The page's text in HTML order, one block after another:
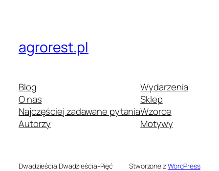
agrorest.pl
Blog
O nas
Najczęściej zadawane pytania
Autorzy
Wydarzenia
Sklep
Wzorce
Motywy
Dwadzieścia Dwadzieścia-Pięć Stworzone zWordPress